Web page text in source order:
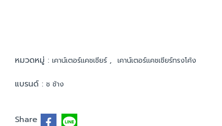
หมวดหมู่ : เคาน์เตอร์แคชเชียร์ , เคาน์เตอร์แคชเชียร์ทรงโค้ง
แบรนด์ : ช ช้าง
Share